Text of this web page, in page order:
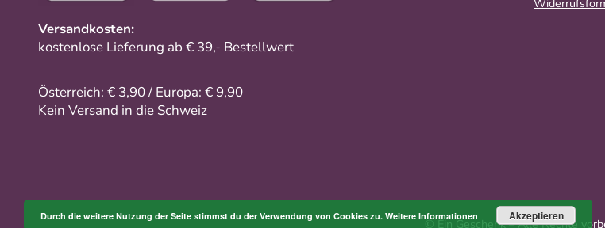
Versandkosten:
kostenlose Lieferung ab € 39,- Bestellwert
Österreich: € 3,90 / Europa: € 9,90
Kein Versand in die Schweiz
© Ein Geschenk – Alle Rechte
Durch die weitere Nutzung der Seite stimmst du der Verwendung von Cookies zu. Weitere Informationen Akzeptieren